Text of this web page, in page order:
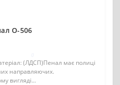
О-506
(ЛДСП)Пенал має полиці
направляючих.
вигляді...